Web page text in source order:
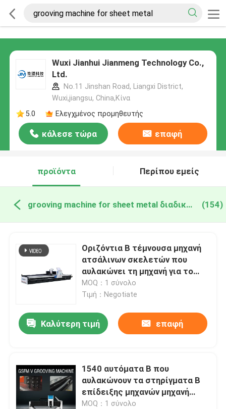
Wuxi Jianhui Jianmeng Technology Co.,
Ltd.
No.11 Jinshan Road, Liangxi District,
Wuxi,jiangsu, China,Κίνα
5.0
Ελεγχμένος προμηθευτής
κάλεσε τώρα επαφή
προϊόντα Περίπου εμείς
grooving machine for sheet metal διαδικτυακή κατασκευή (154)
Οριζόντια Β τέμνουσα μηχανή
ατσάλινων σκελετών που
αυλακώνει τη μηχανή για το
μέταλλο φύλλων
MOQ：1 σύνολο
Τιμή：Negotiate
Καλύτερη τιμή επαφή
1540 αυτόματα Β που
αυλακώνουν τα στηρίγματα Β
επίδειξης μηχανών μηχανή
αυλάκωσης για το μέταλλο
MOQ：1 σύνολο